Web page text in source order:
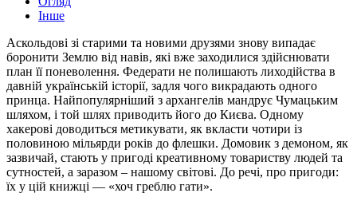
Інше
Аскольдові зі старими та новими друзями знову випадає
боронити Землю від навів, які вже заходилися здійснювати
план її поневолення. Федерати не полишають лиходійства в
давній українській історії, задля чого викрадають одного
принца. Найпопулярніший з архангелів мандрує Чумацьким
шляхом, і той шлях приводить його до Києва. Одному
хакерові доводиться метикувати, як вкласти чотири із
половиною мільярди років до флешки. Домовик з демоном, як
зазвичай, стають у пригоді креативному товариству людей та
сутностей, а заразом – нашому світові. До речі, про пригоди:
їх у цій книжці — «хоч греблю гати».